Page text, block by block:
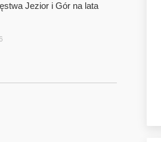
Jezior i Gór na lata